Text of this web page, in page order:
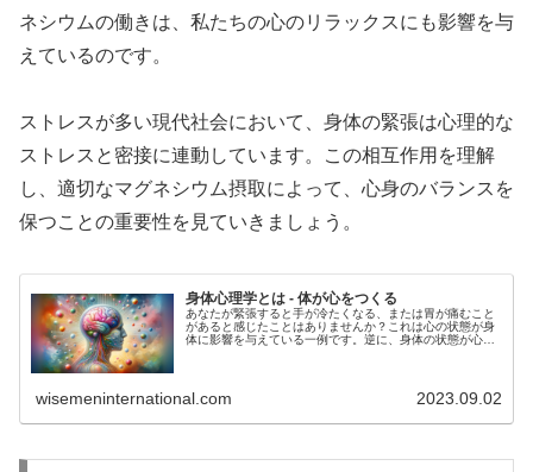
ネシウムの働きは、私たちの心のリラックスにも影響を与
えているのです。
ストレスが多い現代社会において、身体の緊張は心理的な
ストレスと密接に連動しています。この相互作用を理解
し、適切なマグネシウム摂取によって、心身のバランスを
保つことの重要性を見ていきましょう。
身体心理学とは - 体が心をつくる
あなたが緊張すると手が冷たくなる、または胃が痛むこと
があると感じたことはありませんか？これは心の状態が身
体に影響を与えている一例です。逆に、身体の状態が心の
wisemeninternational.com 2023.09.02